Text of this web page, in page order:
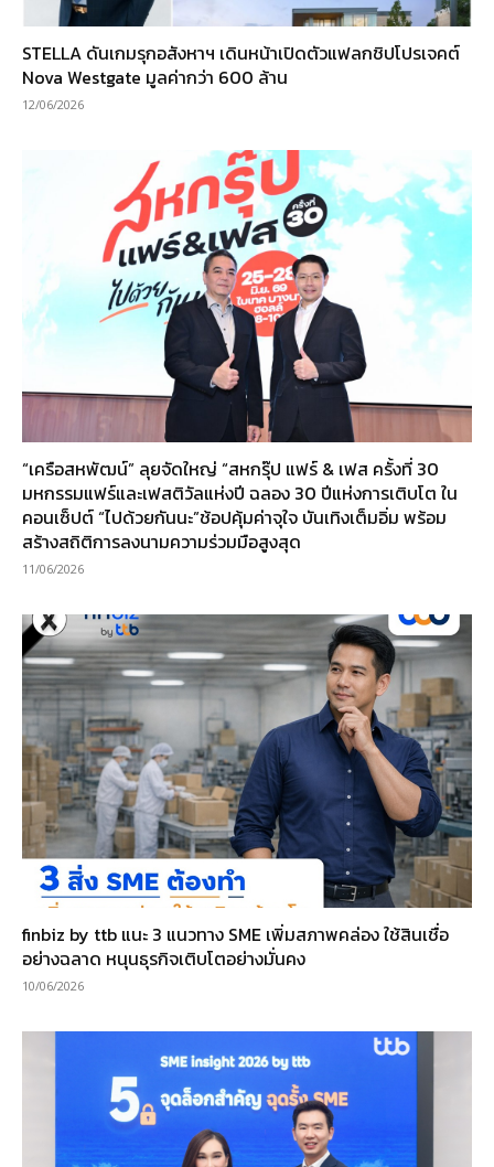
STELLA ดันเกมรุกอสังหาฯ เดินหน้าเปิดตัวแฟลกชิปโปรเจคต์
Nova Westgate มูลค่ากว่า 600 ล้าน
12/06/2026
“เครือสหพัฒน์” ลุยจัดใหญ่ “สหกรุ๊ป แฟร์ & เฟส ครั้งที่ 30
มหกรรมแฟร์และเฟสติวัลแห่งปี ฉลอง 30 ปีแห่งการเติบโต ใน
คอนเซ็ปต์ “ไปด้วยกันนะ”ช้อปคุ้มค่าจุใจ บันเทิงเต็มอิ่ม พร้อม
สร้างสถิติการลงนามความร่วมมือสูงสุด
11/06/2026
finbiz by ttb แนะ 3 แนวทาง SME เพิ่มสภาพคล่อง ใช้สินเชื่อ
อย่างฉลาด หนุนธุรกิจเติบโตอย่างมั่นคง
10/06/2026